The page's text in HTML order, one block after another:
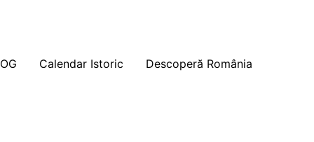
Calendar Istoric Descoperă România